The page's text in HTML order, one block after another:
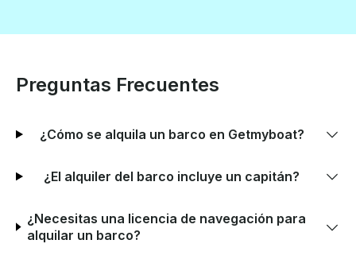
Preguntas Frecuentes
¿Cómo se alquila un barco en Getmyboat?
¿El alquiler del barco incluye un capitán?
¿Necesitas una licencia de navegación para
alquilar un barco?